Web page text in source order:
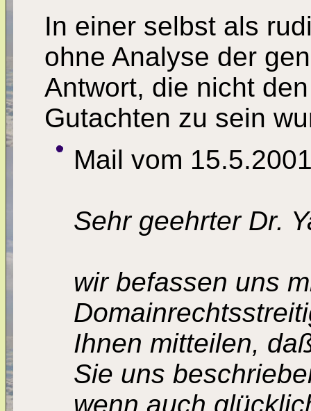
In einer selbst als
ohne Analyse der
Antwort, die nicht
Gutachten zu sein
Mail vom
Sehr geehrter Dr.
wir befassen uns
Ihnen mitteilen,
Sie uns
wenn auch